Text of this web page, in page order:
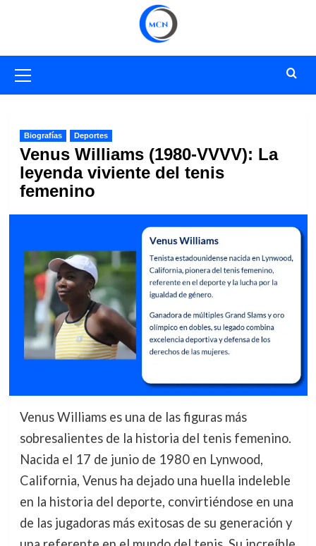
primario
Biografías Deportes
Venus Williams (1980-VVVV): La
leyenda viviente del tenis
femenino
Venus Williams es una de las figuras más
sobresalientes de la historia del tenis femenino.
Nacida el 17 de junio de 1980 en Lynwood,
California, Venus ha dejado una huella indeleble
en la historia del deporte, convirtiéndose en una
de las jugadoras más exitosas de su generación y